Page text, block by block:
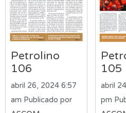
Petrolino
106
abril 26, 2024 6:57
am Publicado por
105
abril
pm